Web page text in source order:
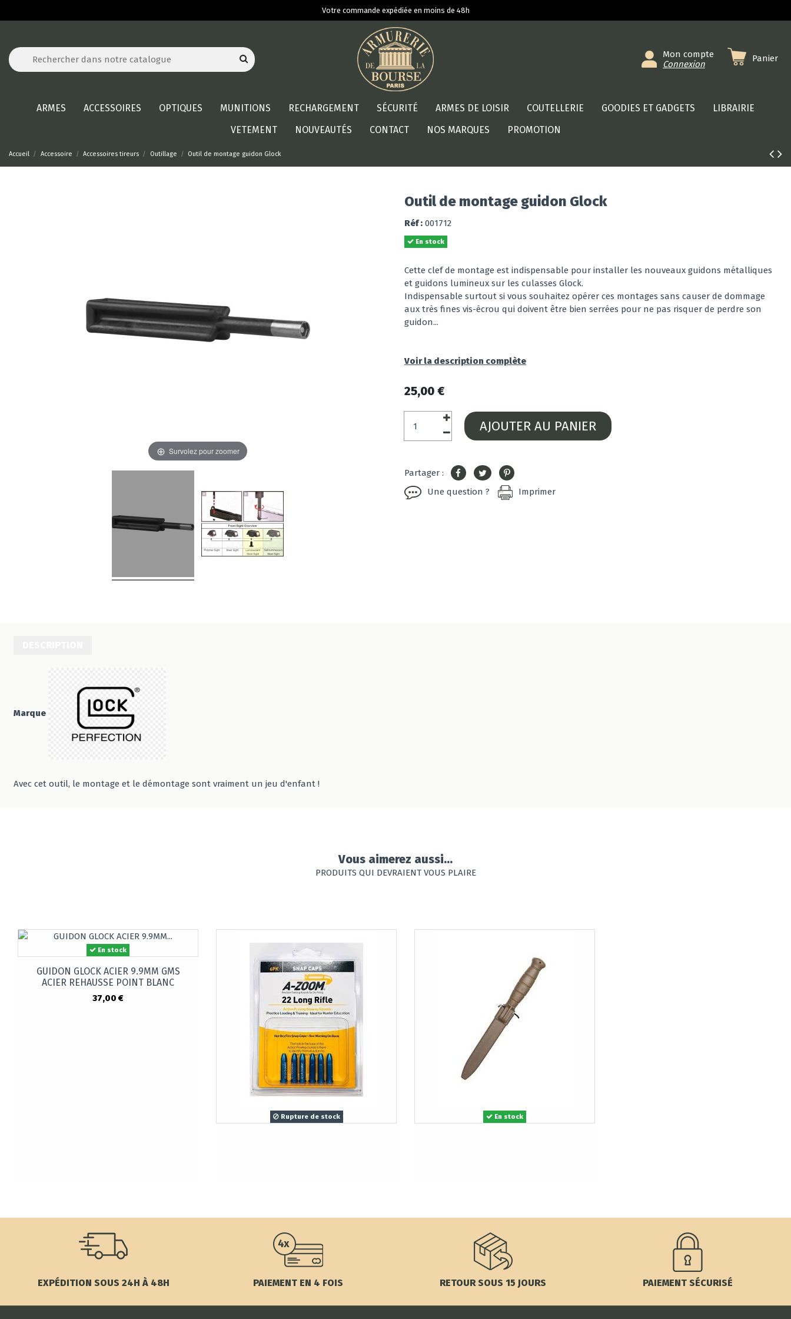
Votre commande expédiée en moins de 48h
Mon compte
Connexion
Panier
ARMES ACCESSOIRES OPTIQUES MUNITIONS RECHARGEMENT SÉCURITÉ ARMES DE LOISIR COUTELLERIE GOODIES ET GADGETS
LIBRAIRIE
VETEMENT
NOUVEAUTÉS CONTACT NOS MARQUES PROMOTION
Accueil Accessoire Accessoires tireurs Outillage Outil de montage guidon Glock
Survolez pour zoomer
Outil de montage guidon Glock
Réf : 001712
En stock
Cette clef de montage est indispensable pour installer les nouveaux guidons métalliques
et guidons lumineux sur les culasses Glock.
Indispensable surtout si vous souhaitez opérer ces montages sans causer de dommage
aux très fines vis-écrou qui doivent être bien serrées pour ne pas risquer de perdre son
guidon...
Voir la description complète
25,00 €
AJOUTER AU PANIER
Partager :
Une question ?
Imprimer
Marque
Avec cet outil, le montage et le démontage sont vraiment un jeu d'enfant !
Vous aimerez aussi...
PRODUITS QUI DEVRAIENT VOUS PLAIRE
En stock
GUIDON GLOCK ACIER 9.9MM GMS
ACIER REHAUSSE POINT BLANC
37,00 €
Rupture de stock En stock
EXPÉDITION SOUS 24H À 48H PAIEMENT EN 4 FOIS RETOUR SOUS 15 JOURS PAIEMENT SÉCURISÉ